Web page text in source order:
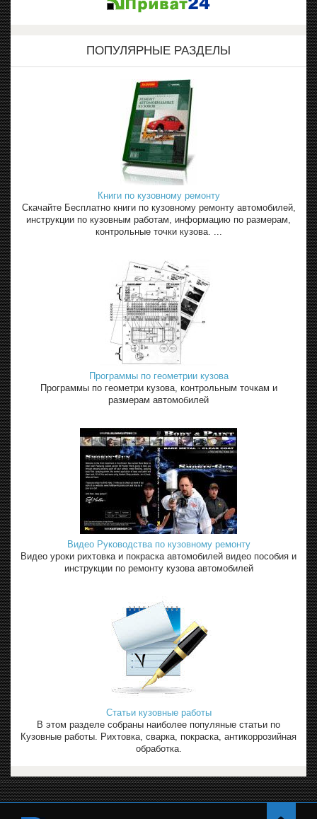
ПОПУЛЯРНЫЕ РАЗДЕЛЫ
Книги по кузовному ремонту
Скачайте Бесплатно книги по кузовному ремонту автомобилей,
инструкции по кузовным работам, информацию по размерам,
контрольные точки кузова. ...
Программы по геометрии кузова
Программы по геометри кузова, контрольным точкам и
размерам автомобилей
Видео Руководства по кузовному ремонту
Видео уроки рихтовка и покраска автомобилей видео пособия и
инструкции по ремонту кузова автомобилей
Статьи кузовные работы
В этом разделе собраны наиболее популяные статьи по
Кузовные работы. Рихтовка, сварка, покраска, антикоррозийная
обработка.